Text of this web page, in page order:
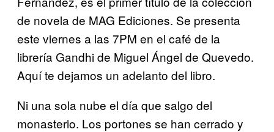
de novela de MAG Ediciones. Se presenta
este viernes a las 7PM en el café de la
librería Gandhi de Miguel Ángel de Quevedo.
Aquí te dejamos un adelanto del libro.
Ni una sola nube el día que salgo del
monasterio. Los portones se han cerrado y